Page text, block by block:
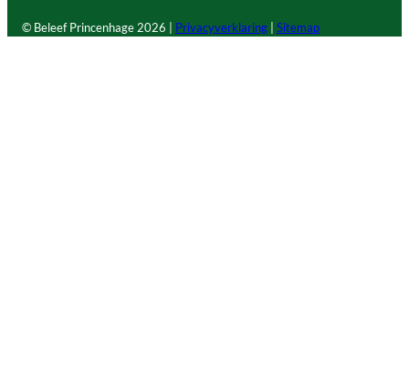
© Beleef Princenhage 2026 | Privacyverklaring Sitemap